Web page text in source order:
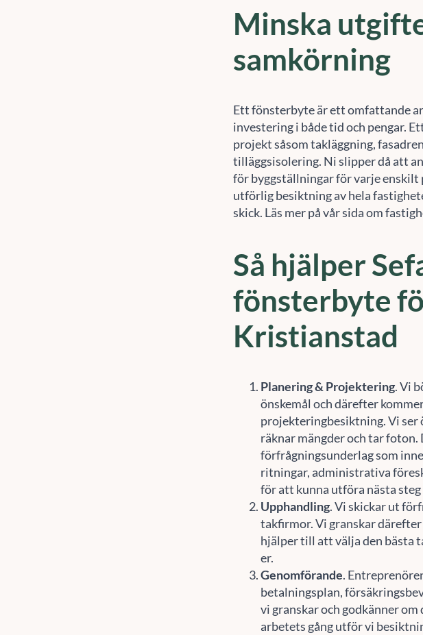
För att ge en bra upplevelse
enhetsinformation. När du
surfbeteende eller unika ID:n på
återkallar ditt samtycke kan detta
Minska
samkörning
Ett fönsterbyte är ett omfattande
investering i både tid och pengar.
projekt såsom takläggning,
tilläggsisolering. Ni slipper då att
för byggställningar för varje enskilt
utförlig besiktning av hela
skick. Läs mer på vår sida om
Så hjälper
fönsterbyte
Kristianstad
Planering & Projektering. Vi
önskemål och därefter
projekteringbesiktning. Vi ser
räknar mängder och tar
förfrågningsunderlag som
ritningar, administrativa
för att kunna utföra nästa
Upphandling. Vi skickar ut
takfirmor. Vi granskar
hjälper till att välja den bästa
er.
Genomförande.
betalningsplan,
vi granskar och godkänner
arbetets gång utför vi